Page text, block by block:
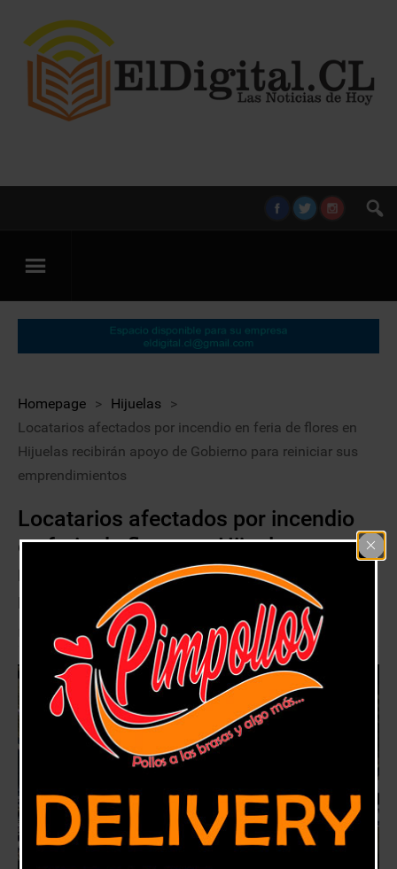
Homepage > Hijuelas >
Locatarios afectados por incendio en feria de flores en
Hijuelas recibirán apoyo de Gobierno para reiniciar sus
emprendimientos
Locatarios afectados por incendio
en feria de flores en Hijuelas
recibirán apoyo de Gobierno para
reiniciar sus emprendimientos
10 enero, 2018 Hijuelas